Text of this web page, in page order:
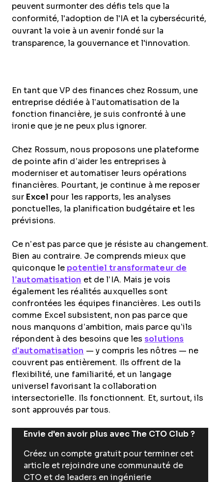
peuvent surmonter des défis tels que la
conformité, l'adoption de l'IA et la cybersécurité,
ouvrant la voie à un avenir fondé sur la
transparence, la gouvernance et l'innovation.
En tant que VP des finances chez Rossum, une
entreprise dédiée à l’automatisation de la
fonction financière, je suis confronté à une
ironie que je ne peux plus ignorer.
Chez Rossum, nous proposons une plateforme
de pointe afin d’aider les entreprises à
moderniser et automatiser leurs opérations
financières. Pourtant, je continue à me reposer
sur Excel pour les rapports, les analyses
ponctuelles, la planification budgétaire et les
prévisions.
Ce n’est pas parce que je résiste au changement.
Bien au contraire. Je comprends mieux que
quiconque le potentiel transformateur de
l’automatisation et de l’IA. Mais je vois
également les réalités auxquelles sont
confrontées les équipes financières. Les outils
comme Excel subsistent, non pas parce que
nous manquons d’ambition, mais parce qu’ils
répondent à des besoins que les solutions
d’automatisation — y compris les nôtres — ne
couvrent pas entièrement. Ils offrent de la
flexibilité, une familiarité, et un langage
universel favorisant la collaboration
intersectorielle. Ils fonctionnent. Et, surtout, ils
sont approuvés par tous.
Envie d'en avoir plus avec The CTO Club ?
Créez un compte gratuit pour terminer cet
article et rejoindre une communauté de
CTO et de leaders en ingénierie